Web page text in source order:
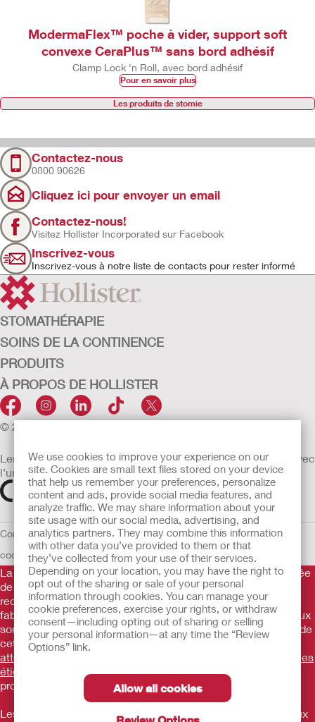
We use cookies to improve your experience on our
site. Cookies are small text files stored on your device
that help us remember your preferences, personalize
content and ads, provide social media features, and
analyze traffic. We may share information about your
site usage with our social media, advertising, and
analytics partners. They may combine this information
with other data you’ve provided to them or that
they’ve collected from your use of their services.
Depending on your location, you may have the right to
opt out of the sharing or sale of your personal
information through cookies. You can manage your
cookie preferences, exercise your rights, or withdraw
consent—including opting out of sharing or selling
your personal information—at any time the “Review
Options” link.
Allow all cookies
ModermaFlex™ poche à vider, support soft
convexe CeraPlus™ sans bord adhésif
Clamp Lock 'n Roll, avec bord adhésif
Pour en savoir plus
Les produits de stomie
Contactez-nous
0800 90626
Cliquez ici pour envoyer un email
Contactez-nous!
Visitez Hollister Incorporated sur Facebook
Inscrivez-vous
Inscrivez-vous à notre liste de contacts pour rester informé
STOMATHÉRAPIE
SOINS DE LA CONTINENCE
PRODUITS
À PROPOS DE HOLLISTER
© 2026 Hollister Incorporated
Les dispositifs médicaux vendus dans l’UE sont marqués avec
l’un des symboles suivants selon le besoin
Conditions d'utilisationPolitique de confidentialitéUtilisation des
cookies UE Avis au Dénonciateur
La Gamme de produits Hollister stomathérapie est constituée
de dispositifs d’appareillage d’une stomie permettant le
recueil des effluents. Il s’agit de dispositifs médicaux
fabriqués par Hollister Incorporated. Ces dispositifs médicaux
sont des produits de santé règlementés qui portent, au titre de
cette règlementation, le marquage CE.
attentivement les instructions figurant sur les notices et/ou les
étiquetages.
Consultez votre médecin ou tout autre
professionnel compétent.
Les informations fournies ne sont pas des conseils médicaux